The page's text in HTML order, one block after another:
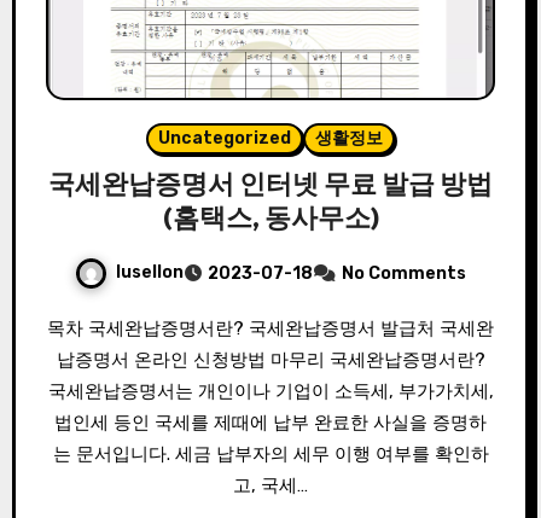
Uncategorized 생활정보
국세완납증명서 인터넷 무료 발급 방법
(홈택스, 동사무소)
lusellon 2023-07-18 No Comments
목차 국세완납증명서란? 국세완납증명서 발급처 국세완
납증명서 온라인 신청방법 마무리 국세완납증명서란?
국세완납증명서는 개인이나 기업이 소득세, 부가가치세,
법인세 등인 국세를 제때에 납부 완료한 사실을 증명하
는 문서입니다. 세금 납부자의 세무 이행 여부를 확인하
고, 국세…